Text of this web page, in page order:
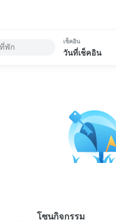
เช็คอิน
วันที่เช็คอิน
โซนกิจกรรม